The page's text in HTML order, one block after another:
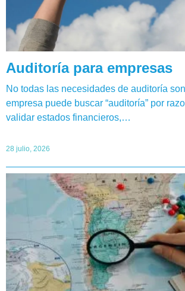
Auditoría para empresas
No todas las necesidades de auditoría
empresa puede buscar “auditoría” por
validar estados financieros,…
28 julio, 2026